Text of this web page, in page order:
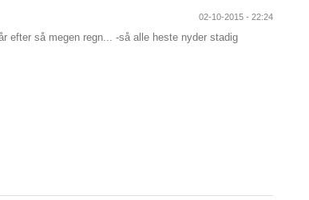
02-10-2015 - 22:24
efter så megen regn... -så alle heste nyder stadig